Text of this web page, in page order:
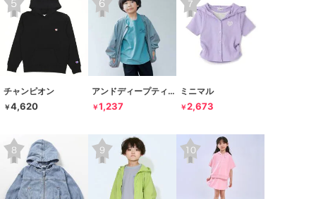
チャンピオン
￥4,620
アンドディープティマイン
￥1,237
ミニマル
￥2,673